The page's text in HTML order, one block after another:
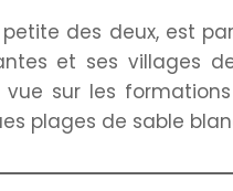
petite des deux, est
et ses villages
sur les
plages de sable